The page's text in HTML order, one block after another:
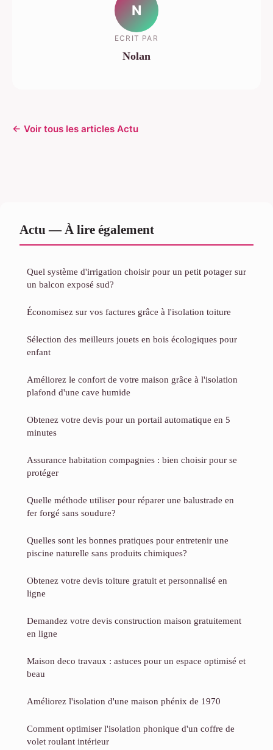
N
ECRIT PAR
Nolan
← Voir tous les articles Actu
Actu — À lire également
Quel système d'irrigation choisir pour un petit potager sur
un balcon exposé sud?
Économisez sur vos factures grâce à l'isolation toiture
Sélection des meilleurs jouets en bois écologiques pour
enfant
Améliorez le confort de votre maison grâce à l'isolation
plafond d'une cave humide
Obtenez votre devis pour un portail automatique en 5
minutes
Assurance habitation compagnies : bien choisir pour se
protéger
Quelle méthode utiliser pour réparer une balustrade en
fer forgé sans soudure?
Quelles sont les bonnes pratiques pour entretenir une
piscine naturelle sans produits chimiques?
Obtenez votre devis toiture gratuit et personnalisé en
ligne
Demandez votre devis construction maison gratuitement
en ligne
Maison deco travaux : astuces pour un espace optimisé et
beau
Améliorez l'isolation d'une maison phénix de 1970
Comment optimiser l'isolation phonique d'un coffre de
volet roulant intérieur